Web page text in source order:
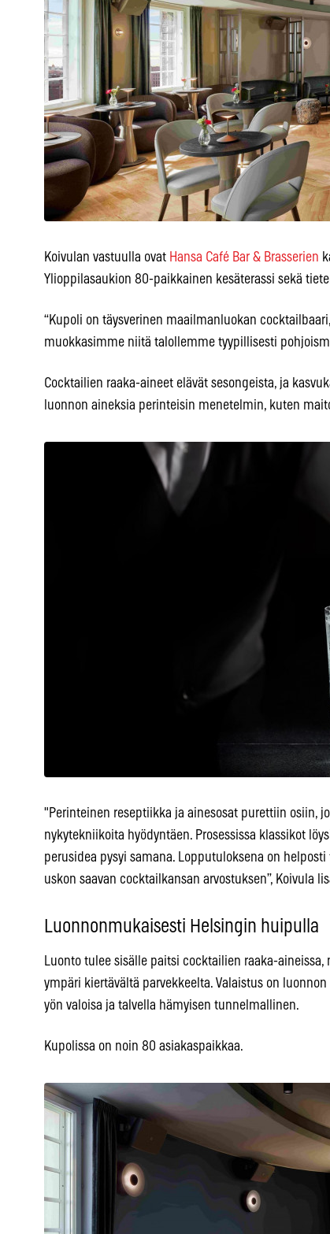
Koivulan vastuulla ovat Hansa Café Bar & Brasserien
Ylioppilasaukion 80-paikkainen kesäterassi sekä
“Kupoli on täysverinen maailmanluokan
muokkasimme niitä talollemme tyypillisesti
Cocktailien raaka-aineet elävät sesongeista, ja
luonnon aineksia perinteisin menetelmin, kuten
"Perinteinen reseptiikka ja ainesosat purettiin osiin,
nykytekniikoita hyödyntäen. Prosessissa klassikot
perusidea pysyi samana. Lopputuloksena on
uskon saavan cocktailkansan arvostuksen”, Koivula
Luonnonmukaisesti Helsingin huipulla
Luonto tulee sisälle paitsi cocktailien raaka-
ympäri kiertävältä parvekkeelta. Valaistus on
yön valoisa ja talvella hämyisen tunnelmallinen.
Kupolissa on noin 80 asiakaspaikkaa.